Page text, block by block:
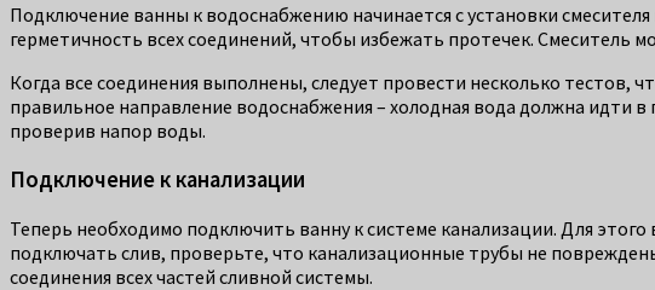
Подключение ванны к водоснабжению начинается с установки
герметичность всех соединений, чтобы избежать протечек. Смеситель
Когда все соединения выполнены, следует провести несколько
правильное направление водоснабжения – холодная вода должна идти в
проверив напор воды.
Подключение к канализации
Теперь необходимо подключить ванну к системе канализации. Для
подключать слив, проверьте, что канализационные трубы не
соединения всех частей сливной системы.